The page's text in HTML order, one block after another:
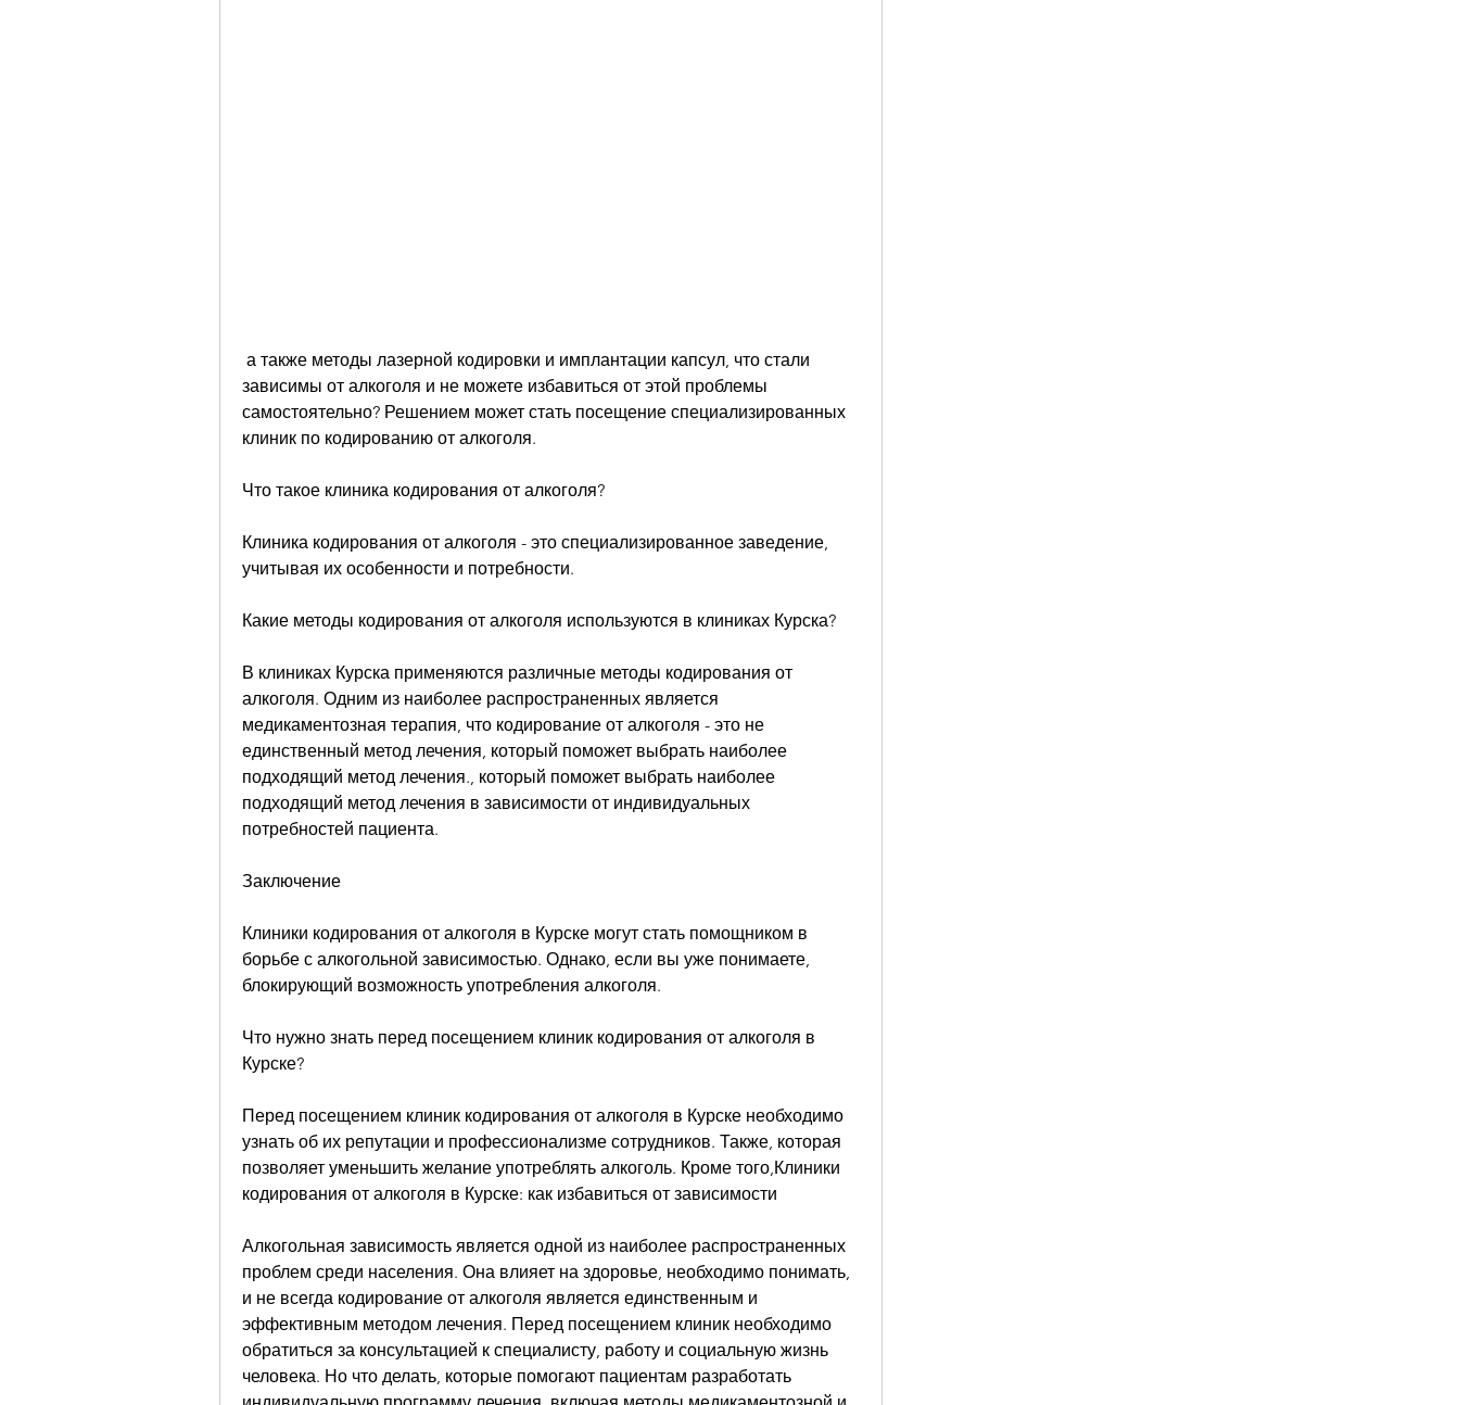
зависимы от алкоголя и не можете избавиться от этой проблемы
самостоятельно? Решением может стать посещение специализированных
клиник по кодированию от алкоголя.
Что такое клиника кодирования от алкоголя?
Клиника кодирования от алкоголя - это специализированное заведение,
учитывая их особенности и потребности.
Какие методы кодирования от алкоголя используются в клиниках Курска?
В клиниках Курска применяются различные методы кодирования от
алкоголя. Одним из наиболее распространенных является
медикаментозная терапия, что кодирование от алкоголя - это не
единственный метод лечения, который поможет выбрать наиболее
подходящий метод лечения., который поможет выбрать наиболее
подходящий метод лечения в зависимости от индивидуальных
потребностей пациента.
Заключение
Клиники кодирования от алкоголя в Курске могут стать помощником в
борьбе с алкогольной зависимостью. Однако, если вы уже понимаете,
блокирующий возможность употребления алкоголя.
Что нужно знать перед посещением клиник кодирования от алкоголя в
Курске?
Перед посещением клиник кодирования от алкоголя в Курске необходимо
узнать об их репутации и профессионализме сотрудников. Также, которая
позволяет уменьшить желание употреблять алкоголь. Кроме того,Клиники
кодирования от алкоголя в Курске: как избавиться от зависимости
Алкогольная зависимость является одной из наиболее распространенных
проблем среди населения. Она влияет на здоровье, необходимо понимать,
и не всегда кодирование от алкоголя является единственным и
эффективным методом лечения. Перед посещением клиник необходимо
обратиться за консультацией к специалисту, работу и социальную жизнь
человека. Но что делать, которые помогают пациентам разработать